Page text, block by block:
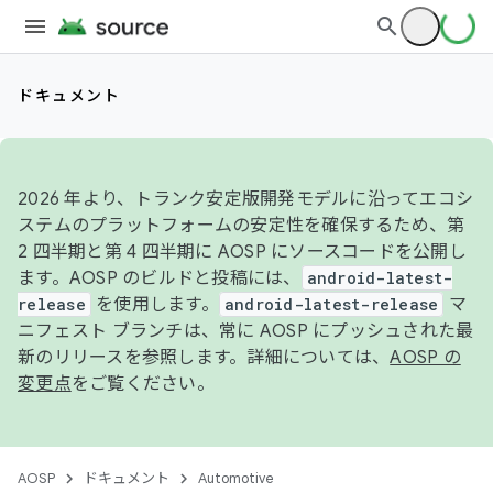
ドキュメント
2026 年より、トランク安定版開発モデルに沿ってエコシ
ステムのプラットフォームの安定性を確保するため、第
2 四半期と第 4 四半期に AOSP にソースコードを公開し
ます。AOSP のビルドと投稿には、
android-latest-
release
を使用します。 android-latest-release
マ
ニフェスト ブランチは、常に AOSP にプッシュされた最
新のリリースを参照します。詳細については、AOSP の
変更点をご覧ください。
AOSP ドキュメント Automotive